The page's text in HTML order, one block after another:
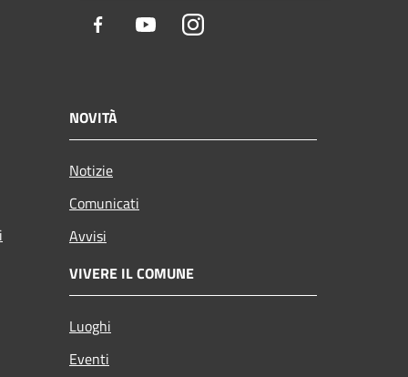
Facebook YoutubeInstagram
NOVITÀ
Notizie
Comunicati
Avvisi
VIVERE IL COMUNE
Luoghi
Eventi